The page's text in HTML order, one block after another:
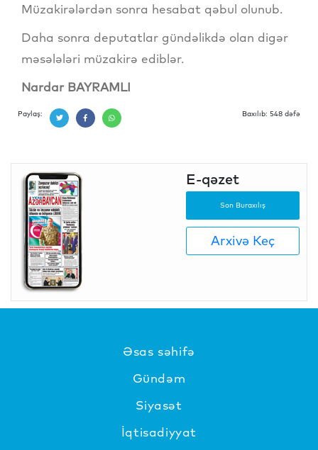
Müzakirələrdən sonra hesabat qəbul olunub.
Daha sonra deputatlar gündəlikdə olan digər
məsələləri müzakirə ediblər.
Nardar BAYRAMLI
Paylaş: Baxılıb: 548 dəfə
E-qəzet
Son Buraxılış
Arxivə Keç
Əsas səhifə
Gündəm
Siyasət
İqtisadiyyat